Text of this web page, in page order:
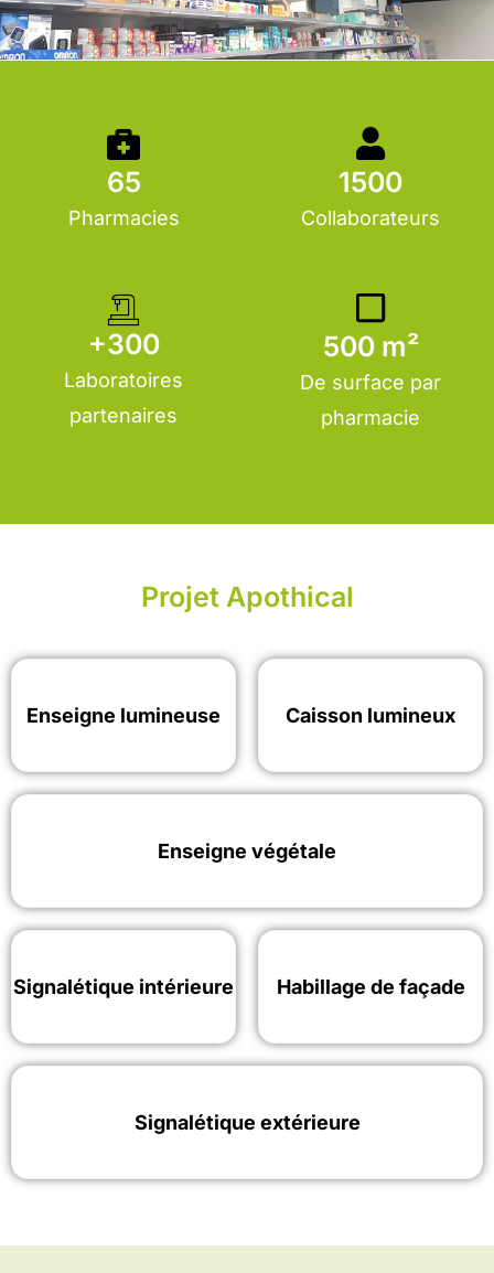
Nouveau réseau dans le monde de l'officine et de la santé.
65
Pharmacies
1500
Collaborateurs
+300
Laboratoires
partenaires
500 m²
De surface par
pharmacie
Projet Apothical
Enseigne lumineuse Caisson lumineux
Enseigne végétale
Signalétique intérieure Habillage de façade
Signalétique extérieure